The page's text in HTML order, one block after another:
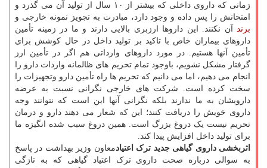
زمانی که داروی داخلی که بیشتر از ۱۰ سال از تولید آن می گذرد و
امتحانش را پس داده و وجود دارد، مبادرت به تجویز نمونه خارجی و
برند آن نکنند. این داروها ارزبری بالایی دارند و ما در زمینه تأمین
داروهای بیماران خاص با تاکید بر تولید داخل در حال کوشش برای
تأمین آنها هستیم. در مورد داروهای وارداتی هم اگر در تأمین ارز
گرفتار مشکل نشویم، باوجود تمام تحریم های ظالمانه واردات دارو را
انجام می دهیم، اما می دانیم که تحریم ها راه تأمین دارو وتجهیزات را
سخت کرده است. شرکت های خارجی نگرانی نسبت به عرضه
دارویشان به ما ندارند بلکه نگرانی آنها این است که نتوانند وجه
داروی خویش را دریافت کنند؛ این که شعار می دهند دارو و درمان
تحریم نیست یک دروغ بزرگ است. همین دروغ سبب شده انگیزه ما
برای تولید داخل افزایش پیدا کند.
اثربخشی داروی گیاهی جدید ترک اعتیادمعاون وزیر بهداشت در پاسخ
به سوالی درباره صحت داروی ترک اعتیاد گیاهی که به تازگی